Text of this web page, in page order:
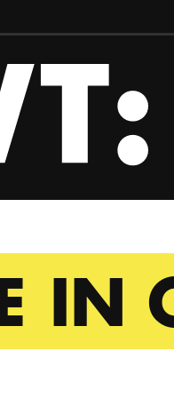
IN